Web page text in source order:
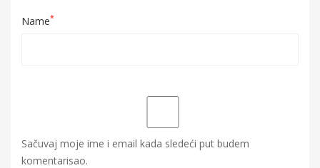
Name*
Sačuvaj moje ime i email kada sledeći put budem
komentarisao.